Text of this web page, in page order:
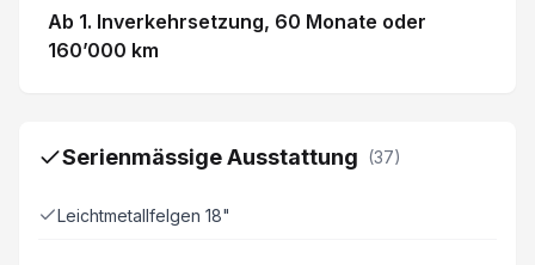
Ab 1. Inverkehrsetzung, 60 Monate oder
160’000 km
Serienmässige Ausstattung (37)
Leichtmetallfelgen 18"